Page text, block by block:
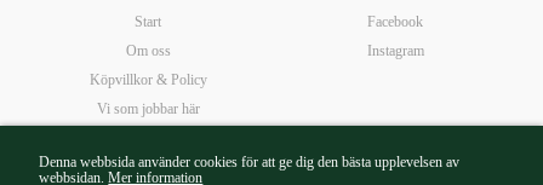
Denna webbsida använder cookies för att ge dig den bästa upplevelsen av
webbsidan.Mer information
Start
Om oss
Köpvillkor & Policy
Vi som jobbar här
Öppettider
Facebook
Instagram